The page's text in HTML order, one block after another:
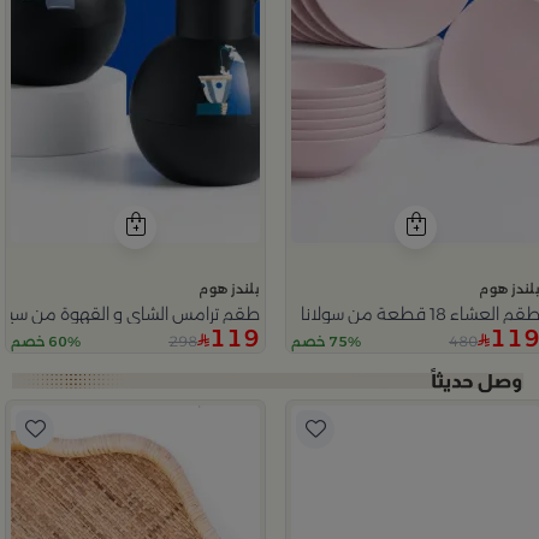
بلندز هوم
طقم العشاء 18 قطعة من سولانا
119
480 75% خصم
بلندز هوم
طقم ترامس الشاي و القهوة من
119
298 60% خصم